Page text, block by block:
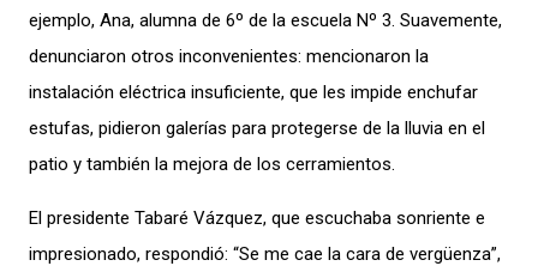
ejemplo, Ana, alumna de 6º de la escuela Nº 3. Suavemente,
denunciaron otros inconvenientes: mencionaron la
instalación eléctrica insuficiente, que les impide enchufar
estufas, pidieron galerías para protegerse de la lluvia en el
patio y también la mejora de los cerramientos.
El presidente Tabaré Vázquez, que escuchaba sonriente e
impresionado, respondió: “Se me cae la cara de vergüenza”,